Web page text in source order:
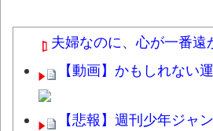
夫婦なのに、心が一番遠
【動画】かもしれない
【悲報】週刊少年ジャ